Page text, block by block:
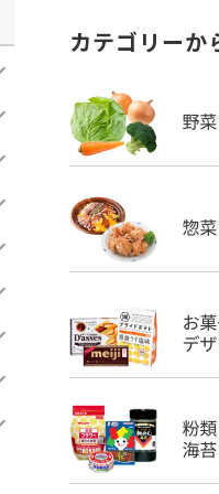
カテゴリーか